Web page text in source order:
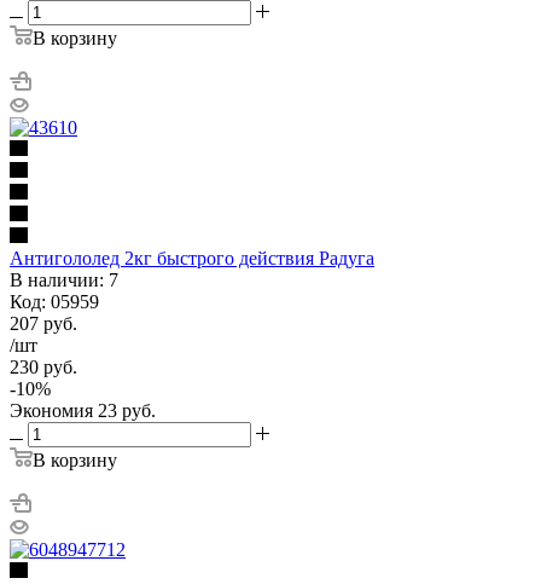
В корзину
Антигололед 2кг быстрого действия Радуга
В наличии: 7
Код: 05959
207 руб.
/шт
230 руб.
-10%
Экономия 23 руб.
В корзину